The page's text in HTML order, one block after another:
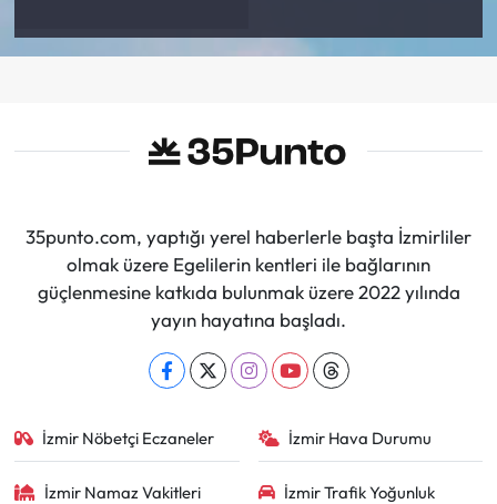
35punto.com, yaptığı yerel haberlerle başta İzmirliler
olmak üzere Egelilerin kentleri ile bağlarının
güçlenmesine katkıda bulunmak üzere 2022 yılında
yayın hayatına başladı.
İzmir Nöbetçi Eczaneler İzmir Hava Durumu
İzmir Namaz Vakitleri
İzmir Trafik Yoğunluk